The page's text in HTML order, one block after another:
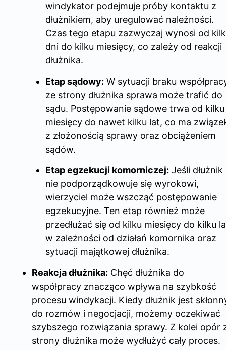
windykator podejmuje próby kontaktu z
dłużnikiem, aby uregulować należności.
Czas tego etapu zazwyczaj wynosi od
dni do kilku miesięcy, co zależy od reakcji
dłużnika.
Etap sądowy: W sytuacji braku
ze strony dłużnika sprawa może trafić do
sądu. Postępowanie sądowe trwa od kilku
miesięcy do nawet kilku lat, co ma
z złożonością sprawy oraz obciążeniem
sądów.
Etap egzekucji komorniczej: Jeśli dłużnik
nie podporządkowuje się wyrokowi,
wierzyciel może wszcząć postępowanie
egzekucyjne. Ten etap również może
przedłużać się od kilku miesięcy do kilku
w zależności od działań komornika oraz
sytuacji majątkowej dłużnika.
Reakcja dłużnika: Chęć dłużnika do
współpracy znacząco wpływa na szybkość
procesu windykacji. Kiedy dłużnik jest
do rozmów i negocjacji, możemy oczekiwać
szybszego rozwiązania sprawy. Z kolei opór
strony dłużnika może wydłużyć cały proces.